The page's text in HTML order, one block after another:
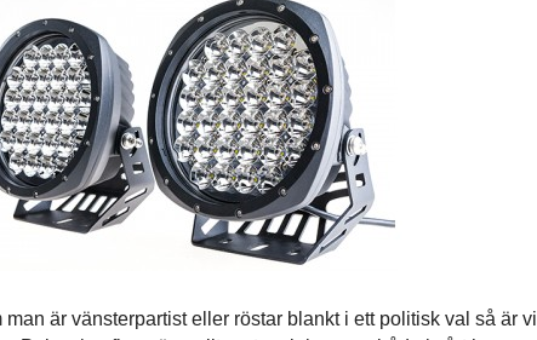
är vänsterpartist eller röstar blankt i ett politisk val så är vi